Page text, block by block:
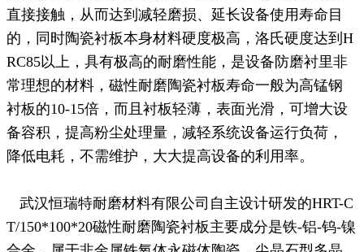
直接接触，从而达到减轻磨损、延长设备使用寿命目
的，同时陶瓷衬板本身材料硬度极高，洛氏硬度达到H
RC85以上，具有极高的耐磨性能，是设备防磨衬里非
常理想的材料，磁性耐磨陶瓷衬板寿命一般为高锰钢
衬板的10-15倍，而且衬板轻薄，表面光滑，可增大设
备容积，提高粉尘处理量，减轻系统设备运行负荷，
降低电耗，不需维护，大大提高设备的利用率。
武汉恒瑞特耐磨材料有限公司自主设计研发的HRT-C
T/150*100*20磁性耐磨陶瓷衬板主要成分是铁-铝-钨-镍